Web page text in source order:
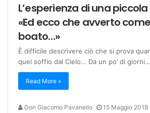
L’esperienza di una
«Ed ecco che avverto
boato…»
È difficile descrivere ciò che si prova
quel soffio dal Cielo… Da un po’ di giorni…
Read More »
Don Giacomo Pavanello 15 Maggio 2018